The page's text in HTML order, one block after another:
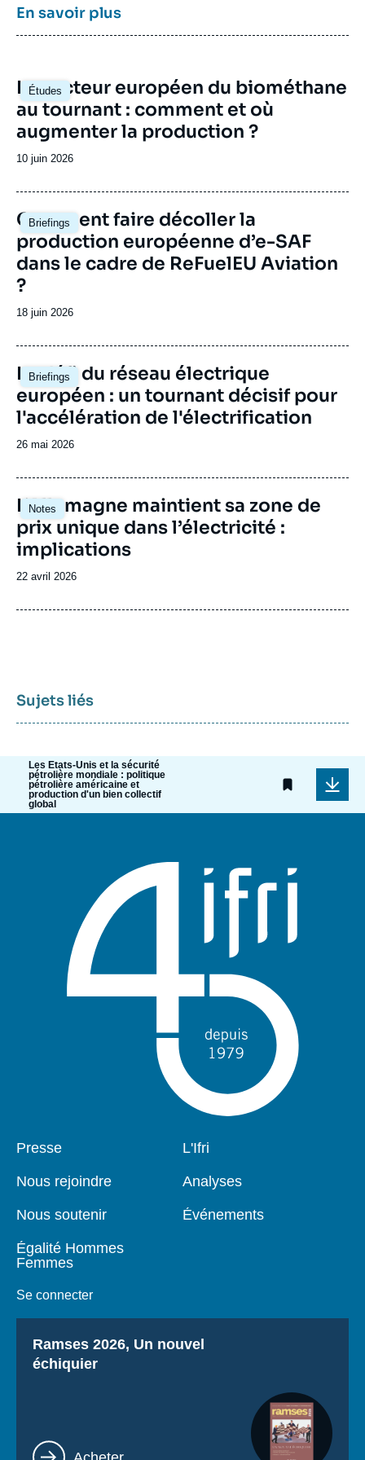
énergétiques et climatiques des grandes
puissances comme les Etats-Unis, la Chine
ou l’Inde. Il offre une expertise reconnue,
notamment.
En savoir plus
Études
Image
principale
Le secteur européen du biométhane
au tournant : comment et où
augmenter la production ?
Date
publication
10 juin 2026
Briefings
Image
principale
Comment faire décoller la
production européenne d’e-SAF
dans le cadre de ReFuelEU Aviation
?
Date
publication
18 juin 2026
Briefings
Image
principale
Le défi du réseau électrique
européen : un tournant décisif pour
l'accélération de l'électrification
Date
publication
26 mai 2026
Notes
Image
principale
L’Allemagne maintient sa zone de
prix unique dans l’électricité :
implications
Date
publication
22 avril 2026
Sujets liés
Les Etats-Unis et la sécurité
pétrolière mondiale : politique
pétrolière américaine et
production d'un bien collectif
global
Pied
Presse
Nous rejoindre
Nous soutenir
Égalité Hommes
Femmes
Se connecter
Navigation
L'Ifri
Analyses
Événements
Titre
Ramses 2026, Un nouvel
échiquier